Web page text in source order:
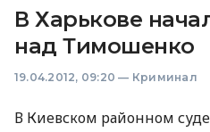
В Харькове
над Тимошенко
19.04.2012, 09:20 — Криминал
В Киевском районном суде